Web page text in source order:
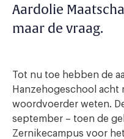
Aardolie
maar de vraag.
Tot nu toe hebben de
Hanzehogeschool acht
woordvoerder weten.
september – toen de
Zernikecampus voor